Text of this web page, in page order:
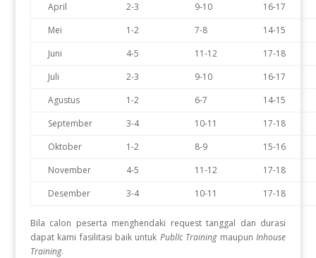
April
2-3 9-10
16-17
Mei
1-2 7-8
14-15
Juni
4-5 11-12
17-18
Juli
2-3 9-10
16-17
Agustus
1-2 6-7
14-15
September
3-4 10-11
17-18
Oktober
1-2 8-9
15-16
November
4-5 11-12
17-18
Desember
3-4 10-11 17-18
Bila calon peserta menghendaki request tanggal dan durasi
dapat kami fasilitasi baik untuk PublIc TrainingmaupunInhouse
Training.